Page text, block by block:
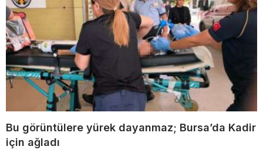
Bu görüntülere yürek dayanmaz; Bursa’da Kadir
için ağladı